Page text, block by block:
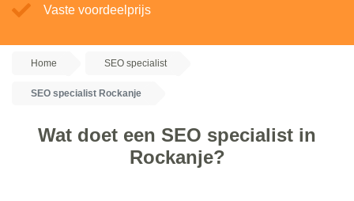
Vaste voordeelprijs
Home SEO specialist
SEO specialist Rockanje
Wat doet een SEO specialist in
Rockanje?